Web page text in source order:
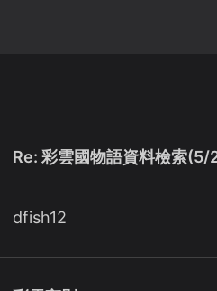
Re: 彩雲國物語資料檢索(5/
dfish12